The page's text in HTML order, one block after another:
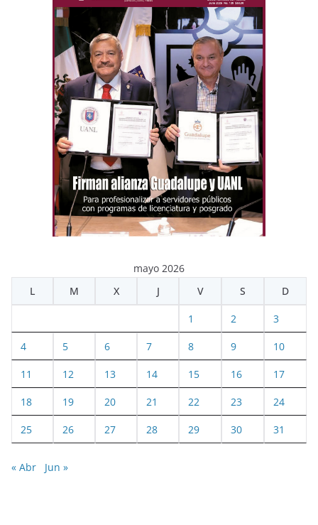
mayo 2026
L
M X J V S D
1 2 3
4 5 6 7 8 9 10
11 12 13 14 15 16 17
18 19 20 21 22 23 24
25 26 27 28 29 30 31
« Abr Jun »